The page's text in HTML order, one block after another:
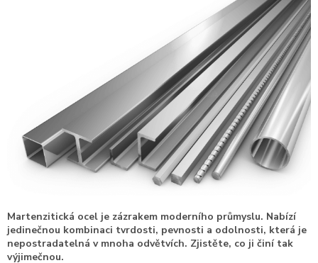
Martenzitická ocel je zázrakem moderního průmyslu. Nabízí
jedinečnou kombinaci tvrdosti, pevnosti a odolnosti, která je
nepostradatelná v mnoha odvětvích. Zjistěte, co ji činí tak
výjimečnou.